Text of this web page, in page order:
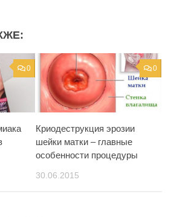
0 0
Криодеструкция эрозии
шейки матки – главные
особенности процедуры
30.06.2015